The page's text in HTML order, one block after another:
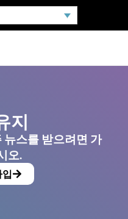
지
뉴스를 받으려면 가
오.
입